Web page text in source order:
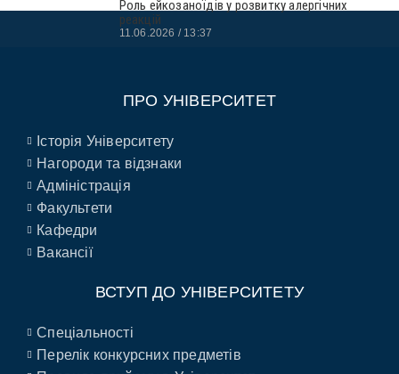
Роль ейкозаноїдів у розвитку алергічних
реакцій
11.06.2026 13:37
ПРО УНІВЕРСИТЕТ
Історія Університету
Нагороди та відзнаки
Адміністрація
Факультети
Кафедри
Вакансії
ВСТУП ДО УНІВЕРСИТЕТУ
Спеціальності
Перелік конкурсних предметів